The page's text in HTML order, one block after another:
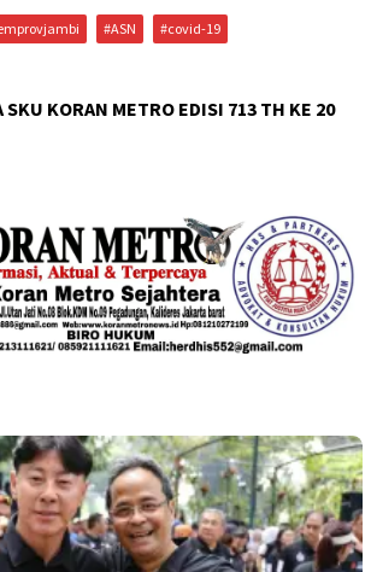
#ASN #covid-19
SKU KORAN METRO EDISI 713 TH KE 20